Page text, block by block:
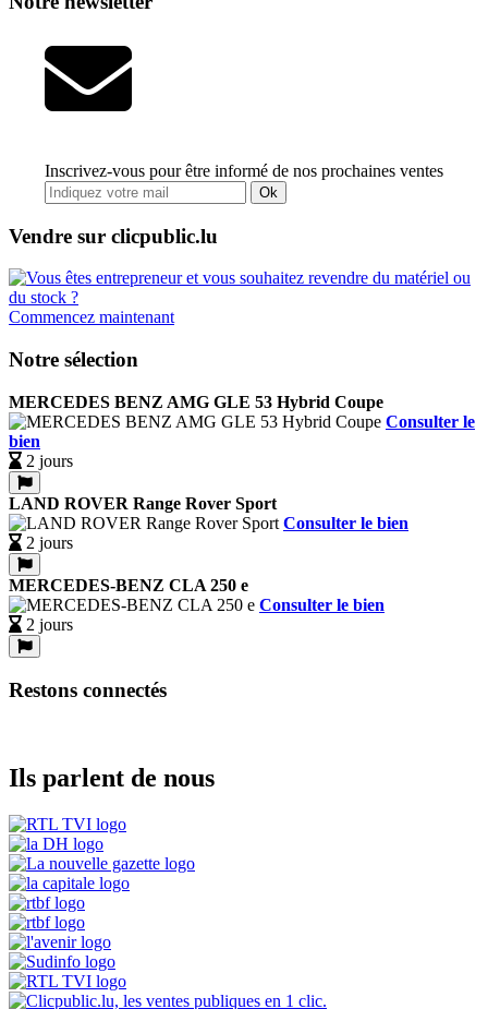
Inscrivez-vous pour être informé de nos prochaines ventes
Ok
Vendre sur clicpublic.lu
Commencez maintenant
Notre sélection
MERCEDES BENZ AMG GLE 53 Hybrid Coupe
Consulter le
bien
2 jours
LAND ROVER Range Rover Sport
Consulter le bien
2 jours
MERCEDES-BENZ CLA 250 e
Consulter le bien
2 jours
Restons connectés
Ils parlent de nous